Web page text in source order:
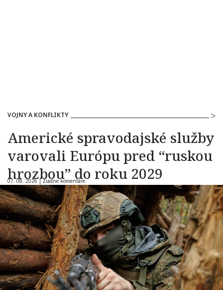
VOJNY A KONFLIKTY
Americké spravodajské služby
varovali Európu pred “ruskou
hrozbou” do roku 2029
07. 08. 2026 |Žiadne komentáre